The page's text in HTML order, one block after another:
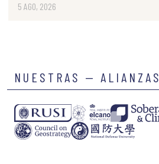
5 AGO, 2026
NUESTRAS — ALIANZAS